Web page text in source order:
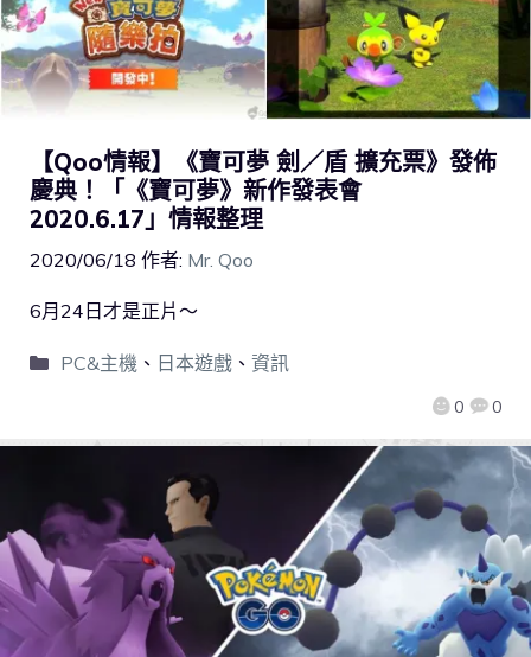
【Qoo情報】《寶可夢 劍／盾 擴充票》發佈
慶典！「《寶可夢》新作發表會
2020.6.17」情報整理
2020/06/18 作者: Mr. Qoo
0 0
6月24日才是正片～
PC&主機 、 日本遊戲、 資訊